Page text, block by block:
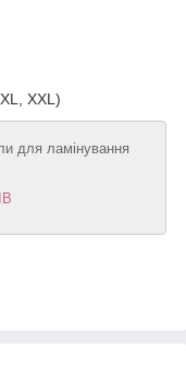
XXL)
для ламінування